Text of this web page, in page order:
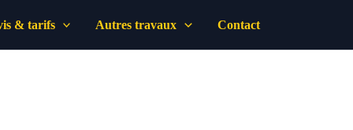
& tarifs Autres travaux Contact